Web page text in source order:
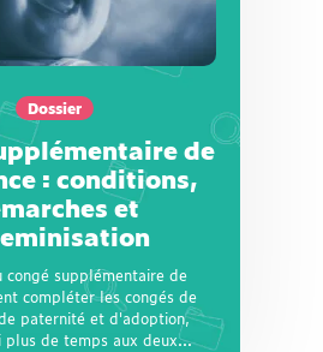
Dossier
de
: conditions,
et
congé supplémentaire de
compléter les congés de
paternité et d'adoption,
de temps aux deux...
et
congé supplémentaire de
compléter les congés de
paternité et d'adoption,
de temps aux deux parents
ou l'accueil de leur enfant.
peut-on en bénéficier
effectuer ? Comment ce
? Voici un récapitulatif
modalités déjà fixées.